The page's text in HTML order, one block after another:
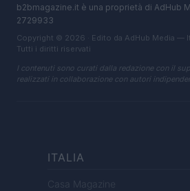
b2bmagazine.it è una proprietà di AdHub
2729933
Copyright © 2026 · Edito da AdHub Media —
Tutti i diritti riservati
I contenuti sono curati dalla redazione con il
realizzati in collaborazione con autori
ITALIA
Casa Magazine